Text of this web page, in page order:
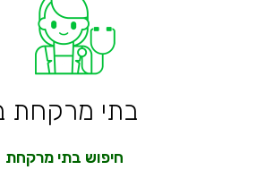
בתי מרקחת
חיפוש בתי מרקחת